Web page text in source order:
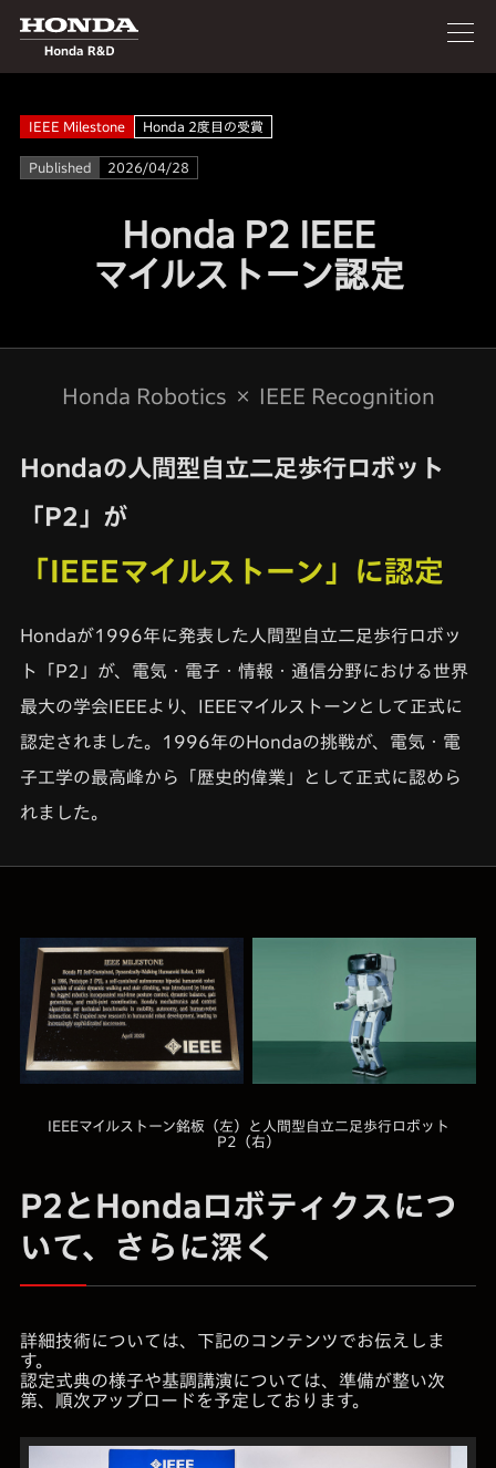
IEEE Milestone Honda 2度目の受賞
Published 2026/04/28
Honda P2 IEEE
マイルストーン認定
Honda Robotics × IEEE Recognition
Hondaの人間型自立二足歩行ロボット
「P2」が
「IEEEマイルストーン」に認定
Hondaが1996年に発表した人間型自立二足歩行ロボッ
ト「P2」が、電気・電子・情報・通信分野における世界
最大の学会IEEEより、IEEEマイルストーンとして正式に
認定されました。1996年のHondaの挑戦が、電気・電
子工学の最高峰から「歴史的偉業」として正式に認めら
れました。
IEEEマイルストーン銘板（左）と人間型自立二足歩行ロボット
P2（右）
P2とHondaロボティクスにつ
いて、さらに深く
詳細技術については、下記のコンテンツでお伝えしま
す。
認定式典の様子や基調講演については、準備が整い次
第、順次アップロードを予定しております。